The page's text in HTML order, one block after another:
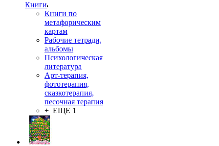
Книги
Книги по
метафорическим
картам
Рабочие тетради,
альбомы
Психологическая
литература
Арт-терапия,
фототерапия,
сказкотерапия,
песочная терапия
+ ЕЩЕ 1